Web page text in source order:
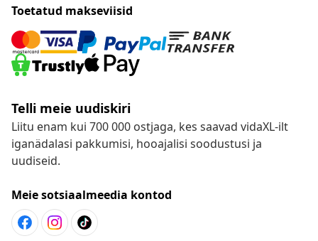
Toetatud makseviisid
Telli meie uudiskiri
Liitu enam kui 700 000 ostjaga, kes saavad vidaXL-ilt
iganädalasi pakkumisi, hooajalisi soodustusi ja
uudiseid.
Meie sotsiaalmeedia kontod